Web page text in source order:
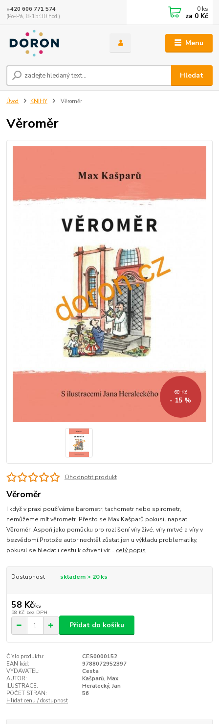
Menu
Hledat
+420 606 771 574
(Po-Pá, 8-15:30 hod.)
0 ks
za 0 Kč
Úvod KNIHY Věroměr
Věroměr
68 Kč
- 15 %
Ohodnotit produkt
Věroměr
I když v praxi používáme barometr, tachometr nebo spirometr,
nemůžeme mít věrometr. Přesto se Max Kašparů pokusil napsat
Věroměr. Aspoň jako pomůcku pro rozlišení víry živé, víry mrtvé a víry v
bezvědomí.Protože autor nechtěl zůstat jen u výkladu problematiky,
pokusil se hledat i cestu k oživení vír... celý popis
Dostupnost skladem > 20 ks
58 Kč/ks
58 Kč bez DPH
Přidat do košíku
Číslo produktu:
CES0000152
EAN kód:
9788072952397
VYDAVATEL:
Cesta
AUTOR:
Kašparů, Max
ILUSTRACE:
Heralecký, Jan
POČET STRAN:
56
Hlídat cenu / dostupnost